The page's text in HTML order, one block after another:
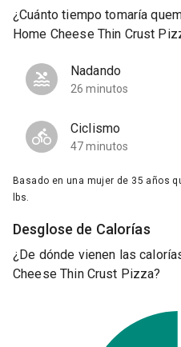
¿Cuánto tiempo tomaría
Home Cheese Thin Crust
Nadando
26 minutos
Ciclismo
47 minutos
Basado en una mujer de 35 años
lbs.
Desglose de Calorías
¿De dónde vienen las
Cheese Thin Crust Pizza?